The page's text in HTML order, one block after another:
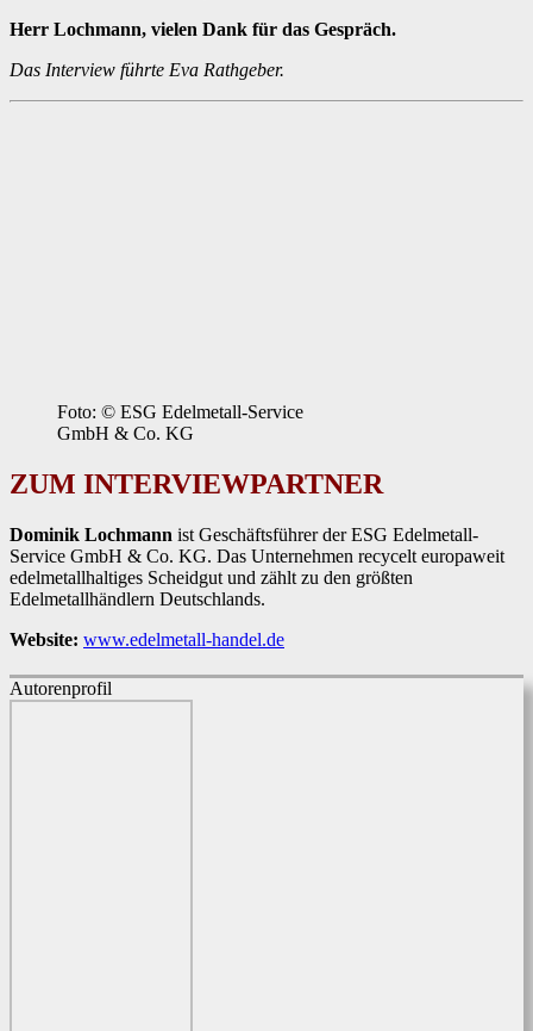
Herr Lochmann, vielen Dank für das Gespräch.
Das Interview führte Eva Rathgeber.
Foto: © ESG Edelmetall-Service
GmbH & Co. KG
ZUM INTERVIEWPARTNER
Dominik Lochmann ist Geschäftsführer der ESG Edelmetall-
Service GmbH & Co. KG. Das Unternehmen recycelt europaweit
edelmetallhaltiges Scheidgut und zählt zu den größten
Edelmetallhändlern Deutschlands.
Website: www.edelmetall-handel.de
Autorenprofil